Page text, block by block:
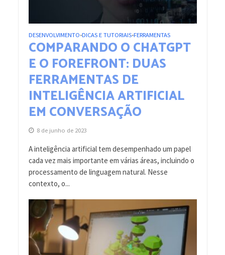
DESENVOLVIMENTO•DICAS E TUTORIAIS•FERRAMENTAS
COMPARANDO O CHATGPT
E O FOREFRONT: DUAS
FERRAMENTAS DE
INTELIGÊNCIA ARTIFICIAL
EM CONVERSAÇÃO
8 de junho de 2023
A inteligência artificial tem desempenhado um papel
cada vez mais importante em várias áreas, incluindo o
processamento de linguagem natural. Nesse
contexto, o...